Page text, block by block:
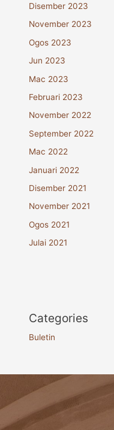
Disember 2023
November 2023
Ogos 2023
Jun 2023
Mac 2023
Februari 2023
November 2022
September 2022
Mac 2022
Januari 2022
Disember 2021
November 2021
Ogos 2021
Julai 2021
Categories
Buletin